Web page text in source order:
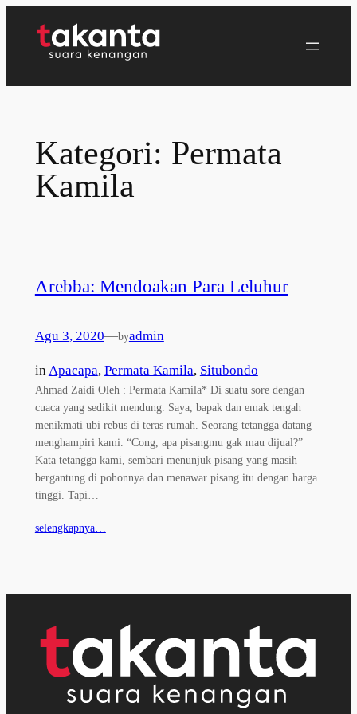
Kategori: Permata
Kamila
Arebba: Mendoakan Para Leluhur
Agu 3, 2020—byadmin
in Apacapa, Permata Kamila, Situbondo
Ahmad Zaidi Oleh : Permata Kamila* Di suatu sore dengan
cuaca yang sedikit mendung. Saya, bapak dan emak tengah
menikmati ubi rebus di teras rumah. Seorang tetangga datang
menghampiri kami. “Cong, apa pisangmu gak mau dijual?”
Kata tetangga kami, sembari menunjuk pisang yang masih
bergantung di pohonnya dan menawar pisang itu dengan harga
tinggi. Tapi…
selengkapnya…